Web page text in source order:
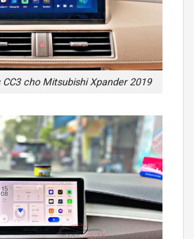
cho Mitsubishi Xpander 2019